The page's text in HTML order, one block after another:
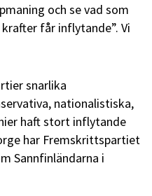
och se vad som
får inflytande”. Vi
snarlika
nationalistiska,
haft stort inflytande
har Fremskrittspartiet
Sannfinländarna i